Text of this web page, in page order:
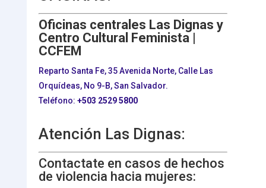
Oficinas centrales Las Dignas y
Centro Cultural Feminista |
CCFEM
Reparto Santa Fe, 35 Avenida Norte, Calle Las
Orquídeas, No 9-B, San Salvador.
Teléfono: +503 2529 5800
Atención Las Dignas:
Contactate en casos de hechos
de violencia hacia mujeres: